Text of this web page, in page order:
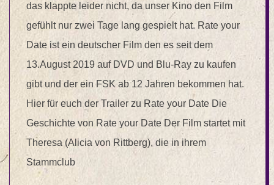
das klappte leider nicht, da unser Kino den Film
gefühlt nur zwei Tage lang gespielt hat. Rate your
Date ist ein deutscher Film den es seit dem
13.August 2019 auf DVD und Blu-Ray zu kaufen
gibt und der ein FSK ab 12 Jahren bekommen hat.
Hier für euch der Trailer zu Rate your Date Die
Geschichte von Rate your Date Der Film startet mit
Theresa (Alicia von Rittberg), die in ihrem
Stammclub